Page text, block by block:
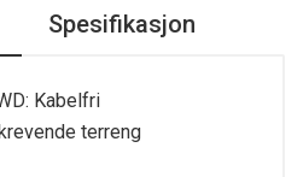
Spesifikasjon
Kabelfri
terreng